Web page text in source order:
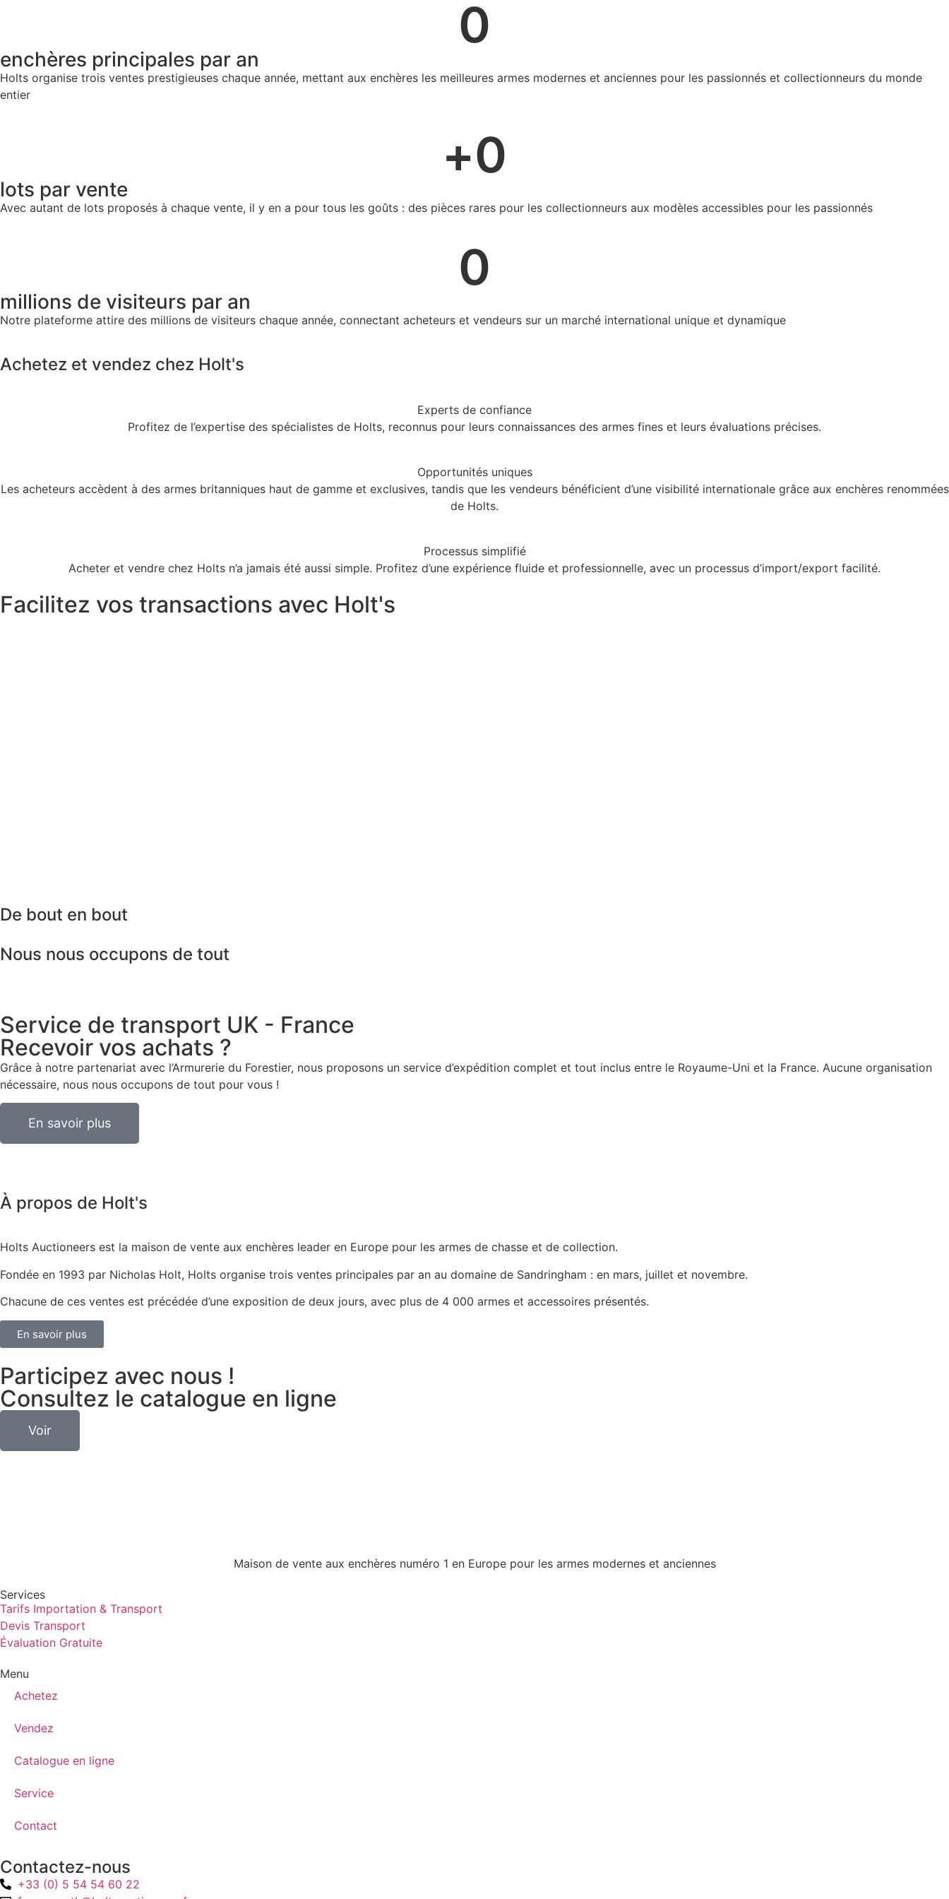
0
enchères principales par an
Holts organise trois ventes prestigieuses chaque année, mettant aux enchères les meilleures armes modernes et anciennes pour les passionnés et collectionneurs du monde
entier
+0
lots par vente
Avec autant de lots proposés à chaque vente, il y en a pour tous les goûts : des pièces rares pour les collectionneurs aux modèles accessibles pour les passionnés
0
millions de visiteurs par an
Notre plateforme attire des millions de visiteurs chaque année, connectant acheteurs et vendeurs sur un marché international unique et dynamique
Achetez et vendez chez Holt's
Experts de confiance
Profitez de l’expertise des spécialistes de Holts, reconnus pour leurs connaissances des armes fines et leurs évaluations précises.
Opportunités uniques
Les acheteurs accèdent à des armes britanniques haut de gamme et exclusives, tandis que les vendeurs bénéficient d’une visibilité internationale grâce aux enchères renommées
de Holts.
Processus simplifié
Acheter et vendre chez Holts n’a jamais été aussi simple. Profitez d’une expérience fluide et professionnelle, avec un processus d’import/export facilité.
Facilitez vos transactions avec Holt's
De bout en bout
Nous nous occupons de tout
Service de transport UK - France
Recevoir vos achats ?
Grâce à notre partenariat avec l’Armurerie du Forestier, nous proposons un service d’expédition complet et tout inclus entre le Royaume-Uni et la France. Aucune organisation
nécessaire, nous nous occupons de tout pour vous !
En savoir plus
À propos de Holt's
Holts Auctioneers est la maison de vente aux enchères leader en Europe pour les armes de chasse et de collection.
Fondée en 1993 par Nicholas Holt, Holts organise trois ventes principales par an au domaine de Sandringham : en mars, juillet et novembre.
Chacune de ces ventes est précédée d’une exposition de deux jours, avec plus de 4 000 armes et accessoires présentés.
En savoir plus
Participez avec nous !
Consultez le catalogue en ligne
Voir
Maison de vente aux enchères numéro 1 en Europe pour les armes modernes et anciennes
Services
Tarifs Importation & Transport
Devis Transport
Évaluation Gratuite
Menu
Achetez
Vendez
Catalogue en ligne
Service
Contact
Contactez-nous
+33 (0) 5 54 54 60 22